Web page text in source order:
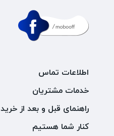
اطلاعات تماس
خدمات مشتریان
راهنمای قبل و بعد از خرید
کنار شما هستیم